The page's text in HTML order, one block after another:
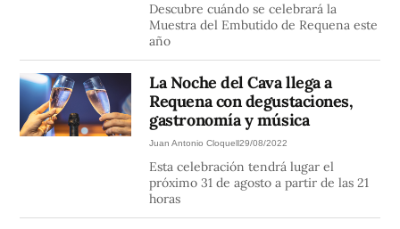
Descubre cuándo se celebrará la
Muestra del Embutido de Requena este
año
La Noche del Cava llega a
Requena con degustaciones,
gastronomía y música
Juan Antonio Cloquell29/08/2022
Esta celebración tendrá lugar el
próximo 31 de agosto a partir de las 21
horas